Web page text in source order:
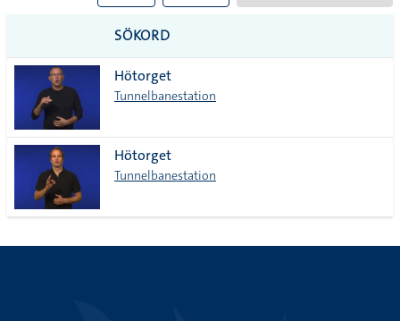
till
alla i
lista
SÖKORD
Hötorget
Tunnelbanestation
Hötorget
Tunnelbanestation